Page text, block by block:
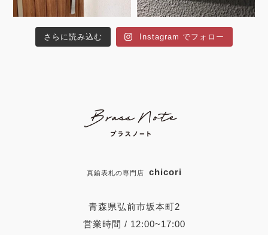
真鍮表札の専門店 chicori
青森県弘前市坂本町2
営業時間 / 12:00~17:00
さらに読み込む Instagram でフォロー